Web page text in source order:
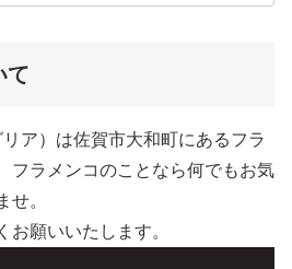
て
ア）は佐賀市大和町にあるフラ
フラメンコのことなら何でもお気
せ。
お願いいたします。